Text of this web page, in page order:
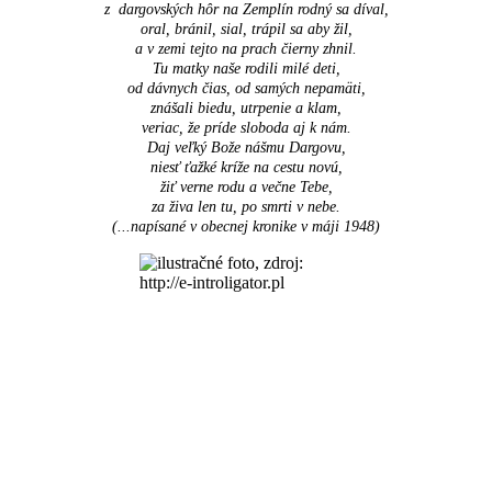
z dargovských hôr na Zemplín rodný sa díval,
oral, bránil, sial, trápil sa aby žil,
a v zemi tejto na prach čierny zhnil.
Tu matky naše rodili milé deti,
od dávnych čias, od samých nepamäti,
znášali biedu, utrpenie a klam,
veriac, že príde sloboda aj k nám.
Daj veľký Bože nášmu Dargovu,
niesť ťažké kríže na cestu novú,
žiť verne rodu a večne Tebe,
za živa len tu, po smrti v nebe.
(...napísané v obecnej kronike v máji 1948)